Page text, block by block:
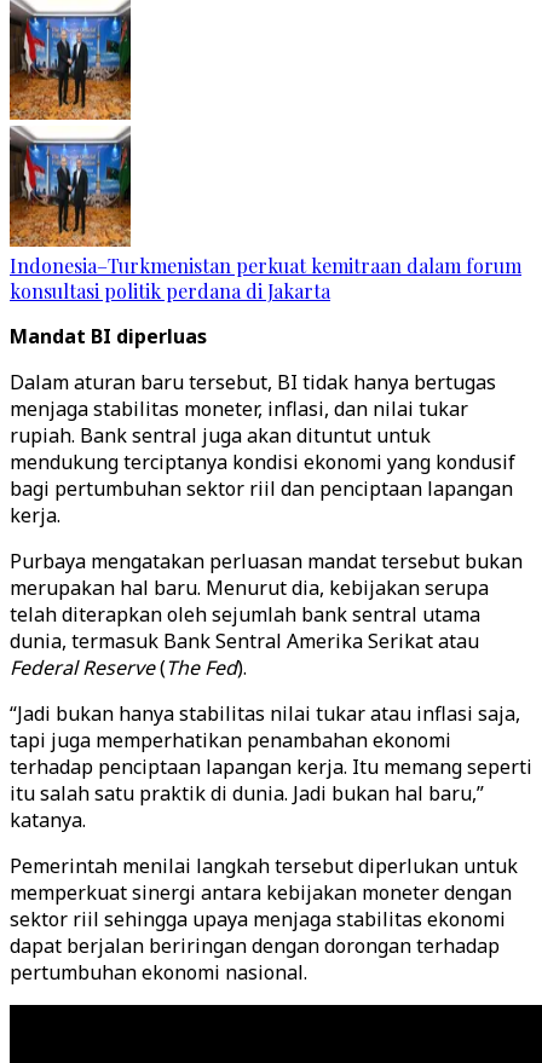
Indonesia–Turkmenistan perkuat kemitraan dalam forum
konsultasi politik perdana di Jakarta
Mandat BI diperluas
Dalam aturan baru tersebut, BI tidak hanya bertugas
menjaga stabilitas moneter, inflasi, dan nilai tukar
rupiah. Bank sentral juga akan dituntut untuk
mendukung terciptanya kondisi ekonomi yang kondusif
bagi pertumbuhan sektor riil dan penciptaan lapangan
kerja.
Purbaya mengatakan perluasan mandat tersebut bukan
merupakan hal baru. Menurut dia, kebijakan serupa
telah diterapkan oleh sejumlah bank sentral utama
dunia, termasuk Bank Sentral Amerika Serikat atau
Federal Reserve(The Fed).
“Jadi bukan hanya stabilitas nilai tukar atau inflasi saja,
tapi juga memperhatikan penambahan ekonomi
terhadap penciptaan lapangan kerja. Itu memang seperti
itu salah satu praktik di dunia. Jadi bukan hal baru,”
katanya.
Pemerintah menilai langkah tersebut diperlukan untuk
memperkuat sinergi antara kebijakan moneter dengan
sektor riil sehingga upaya menjaga stabilitas ekonomi
dapat berjalan beriringan dengan dorongan terhadap
pertumbuhan ekonomi nasional.